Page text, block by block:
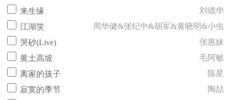
来生缘
刘德华
江湖笑
周华健&张纪中&胡军&黄晓明&小虫
哭砂(Live)
张惠妹
黄土高坡
毛阿敏
离家的孩子
陈星
寂寞的季节
陶喆